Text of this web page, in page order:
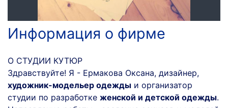
Информация о фирме
О СТУДИИ КУТЮР
Здравствуйте! Я - Ермакова Оксана, дизайнер,
художник-модельер одежды и организатор
студии по разработке женской и детской одежды.